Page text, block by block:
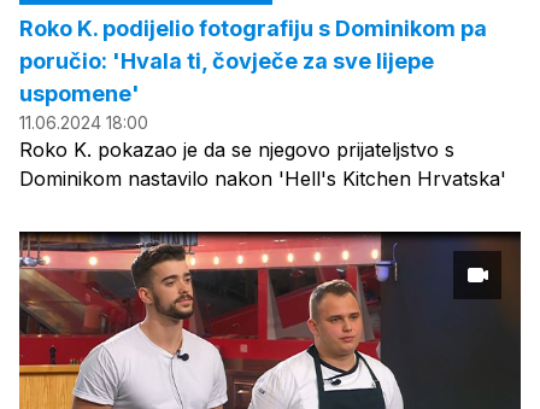
Roko K. podijelio fotografiju s Dominikom pa
poručio: 'Hvala ti, čovječe za sve lijepe
uspomene'
11.06.2024 18:00
Roko K. pokazao je da se njegovo prijateljstvo s
Dominikom nastavilo nakon 'Hell's Kitchen Hrvatska'